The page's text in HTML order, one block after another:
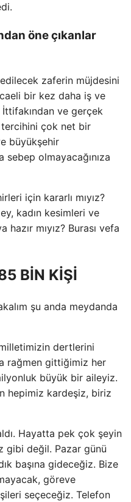
öne çıkanlar
zaferin müjdesini
bir kez daha iş ve
ve gerçek
çok net bir
büyükşehir
sebep olmayacağınıza
için kararlı mıyız?
kadın kesimleri ve
hazır mıyız? Burası vefa
BİN KİŞİ
şu anda meydanda
dertlerini
rağmen gittiğimiz her
büyük bir aileyiz.
hepimiz kardeşiz, biriz
Hayatta pek çok şeyin
gibi değil. Pazar günü
başına gideceğiz. Bize
göreve
seçeceğiz. Telefon